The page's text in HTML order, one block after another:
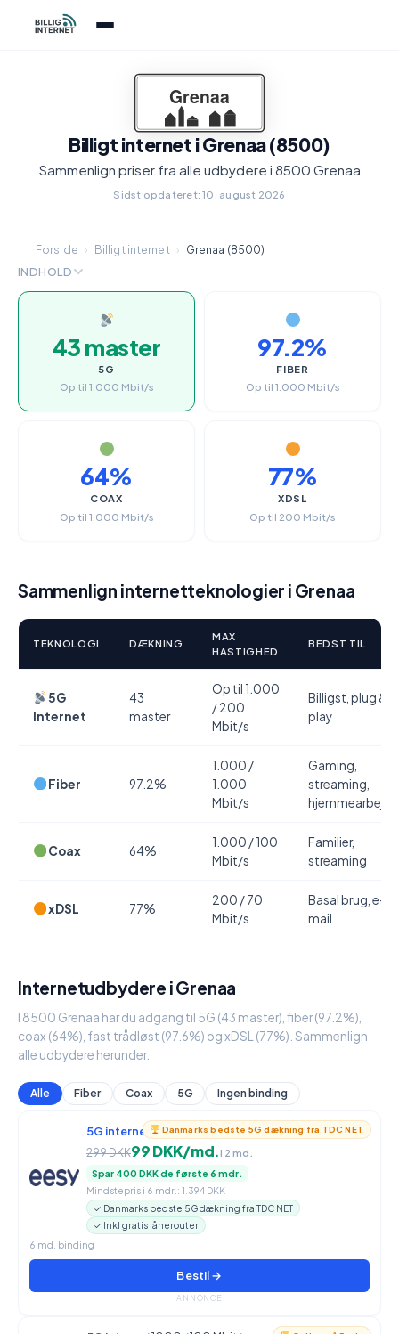
Billigt internet i Grenaa (8500)
Sammenlign priser fra alle udbydere i 8500 Grenaa
Sidst opdateret: 10. august 2026
Forside › Billigt internet › Grenaa (8500)
INDHOLD
43 master
5G
Op til 1.000 Mbit/s
97.2%
FIBER
Op til 1.000 Mbit/s
64%
COAX
Op til 1.000 Mbit/s
77%
XDSL
Op til 200 Mbit/s
Sammenlign internetteknologier i Grenaa
TEKNOLOGI DÆKNING
MAX
HASTIGHED
BEDST TIL
5G
Internet
43
master
Op til 1.000
/ 200
Mbit/s
Billigst, plug &
play
Fiber 97.2%
1.000 /
1.000
Mbit/s
Gaming,
streaming,
hjemmearbejde
Coax 64%
1.000 / 100
Mbit/s
Familier,
streaming
xDSL 77%
200 / 70
Mbit/s
Basal brug, e-
mail
Internetudbydere i Grenaa
I 8500 Grenaa har du adgang til 5G (43 master), fiber (97.2%),
coax (64%), fast trådløst (97.6%) og xDSL (77%). Sammenlign
alle udbydere herunder.
Alle Fiber Coax 5G Ingen binding
Danmarks bedste 5G dækning fra TDC NET
5G internet950 / 90 Mbit/s
299 DKK99 DKK/md.i 2 md.
Spar 400 DKK de første 6 mdr.
Mindstepris i 6 mdr.: 1.394 DKK
✓ Danmarks bedste 5G dækning fra TDC NET
✓ Inkl gratis lånerouter
6 md. binding
Bestil →
ANNONCE